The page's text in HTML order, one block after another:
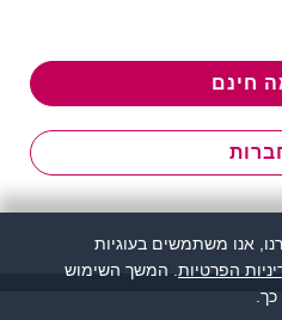
חינם
אנו משתמשים בעוגיות
הפרטיות . המשך השימוש